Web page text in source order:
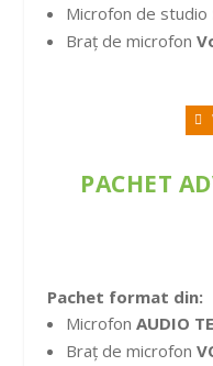
Microfon de studio
Braț de microfon
PACHET
Pachet format din:
Microfon AUDIO
Braț de microfon